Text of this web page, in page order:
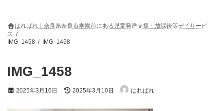
はればれ｜奈良県奈良市学園前にある児童発達支援・放課後等デイサービ
ス
IMG_1458
IMG_1458
IMG_1458
2025年3月10日
最
2025年3月10日 はればれ